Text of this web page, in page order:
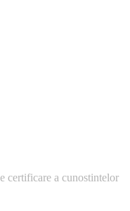
certificare a cunostintelor